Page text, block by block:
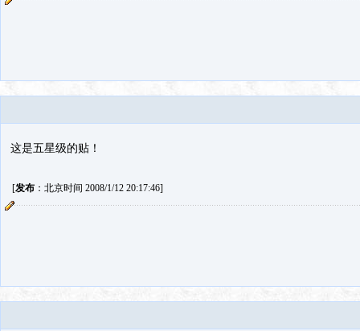
这是五星级的贴！
[发布：北京时间 2008/1/12 20:17:46]